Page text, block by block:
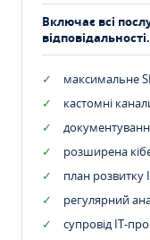
Включає всі
відповідальності.
максимальне
кастомні
розширена
план розвитку
регулярний
супровід ІТ-